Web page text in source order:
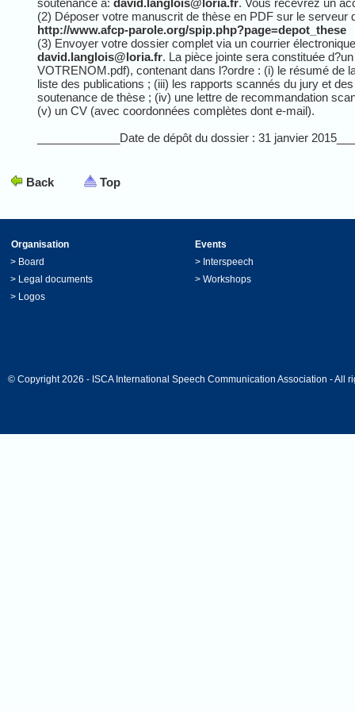
soutenance à: david.langlois@loria.fr. Vous recevrez un
(2) Déposer votre manuscrit de thèse en PDF sur le serveur
http://www.afcp-parole.org/spip.php?page=depot_these
(3) Envoyer votre dossier complet via un courrier
david.langlois@loria.fr. La pièce jointe sera constituée
VOTRENOM.pdf), contenant dans l?ordre : (i) le résumé de
liste des publications ; (iii) les rapports scannés du jury et
soutenance de thèse ; (iv) une lettre de recommandation
(v) un CV (avec coordonnées complètes dont e-mail).
_____________Date de dépôt du dossier : 31 janvier
Back Top
Organisation
Events
> Board > Interspeech
> Legal documents > Workshops
> Logos
© Copyright 2026 - ISCA International Speech Communication Association - All